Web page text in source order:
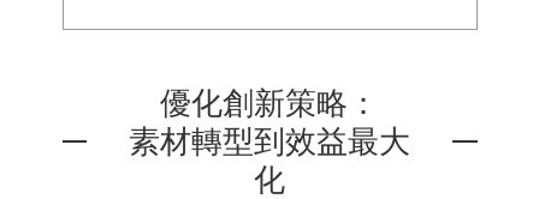
優化創新策略：
素材轉型到效益最大
化